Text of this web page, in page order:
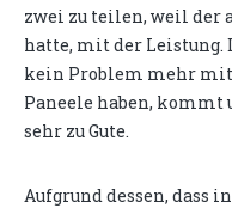
zwei zu teilen, weil der
hatte, mit der Leistung.
kein Problem mehr mit
Paneele haben, kommt
sehr zu Gute.
Aufgrund dessen, dass